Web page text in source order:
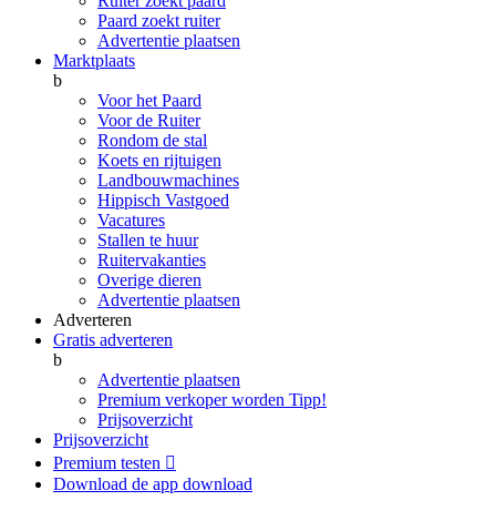
Paard zoekt ruiter
Advertentie plaatsen
Marktplaats
b
Voor het Paard
Voor de Ruiter
Rondom de stal
Koets en rijtuigen
Landbouwmachines
Hippisch Vastgoed
Vacatures
Stallen te huur
Ruitervakanties
Overige dieren
Advertentie plaatsen
Adverteren
Gratis adverteren
b
Advertentie plaatsen
Premium verkoper worden Tipp!
Prijsoverzicht
Prijsoverzicht
Premium testen 
Download de app download